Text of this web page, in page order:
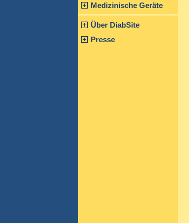
Medizinische Geräte
Über DiabSite
Presse